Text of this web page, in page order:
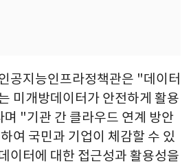
공지능인프라정책관은 "데이터
미개방데이터가 안전하게 활용
"기관 간 클라우드 연계 방안
여 국민과 기업이 체감할 수 있
이터에 대한 접근성과 활용성을